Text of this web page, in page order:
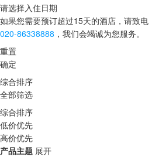
请选择入住日期
如果您需要预订超过15天的酒店，请致电
020-86338888 ，我们会竭诚为您服务。
重置
确定
综合排序
全部筛选
综合排序
低价优先
高价优先
产品主题 展开